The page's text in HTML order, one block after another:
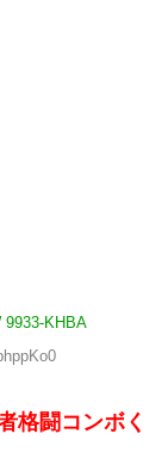
9933-KHBA
格闘コンボく